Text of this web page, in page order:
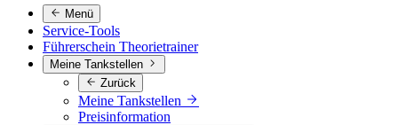
Menü
Service-Tools
Führerschein Theorietrainer
Meine Tankstellen
Zurück
Meine Tankstellen
Preisinformation